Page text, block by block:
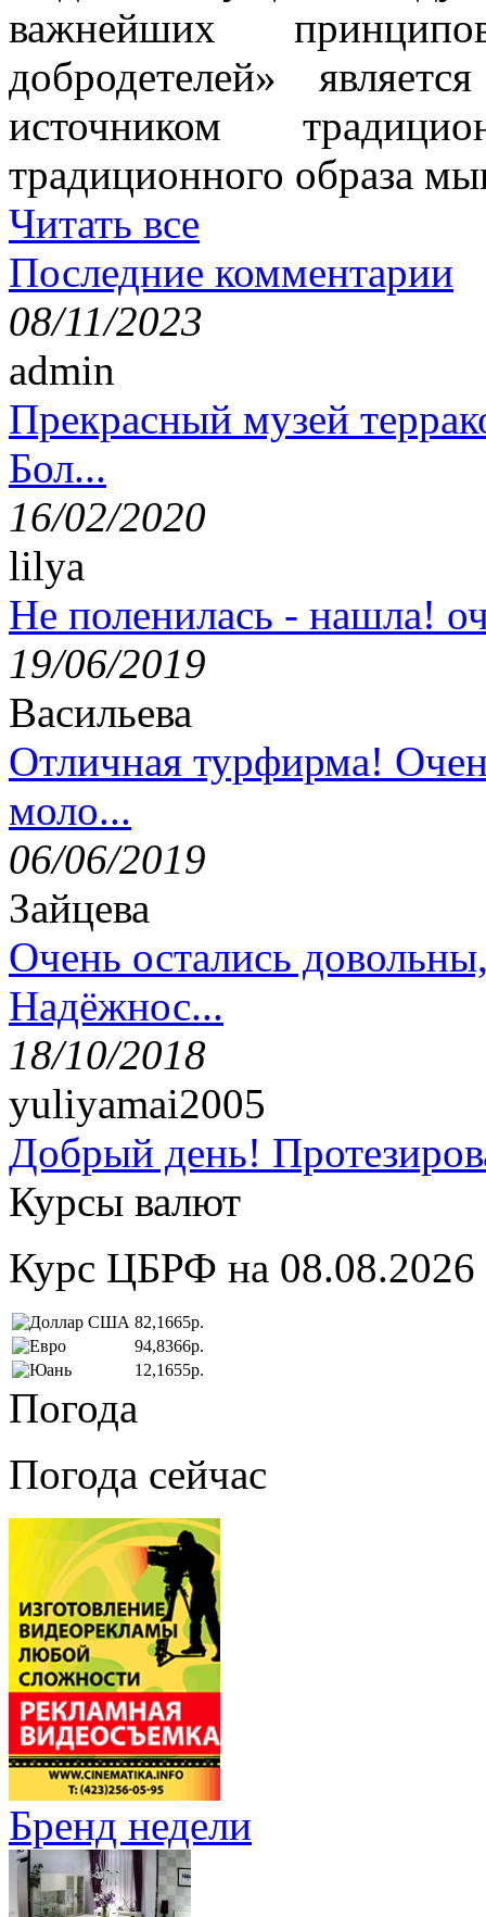
важнейших
добродетелей»
источником
традиционного образа
Читать все
Последние комментарии
08/11/2023
admin
Прекрасный музей
Бол...
16/02/2020
lilya
Не поленилась - нашла!
19/06/2019
Васильева
Отличная турфирма!
моло...
06/06/2019
Зайцева
Очень остались
Надёжнос...
18/10/2018
yuliyamai2005
Добрый день!
Курсы валют
Курс ЦБРФ на 08.08.2026
82,1665р.
94,8366р.
12,1655р.
Погода
Погода сейчас
Бренд недели